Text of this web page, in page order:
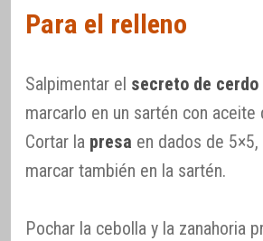
Para el relleno
Salpimentar el secreto de
marcarlo en un sartén con aceite
Cortar la presa en dados de
marcar también en la sartén.
Pochar la cebolla y la zanahoria